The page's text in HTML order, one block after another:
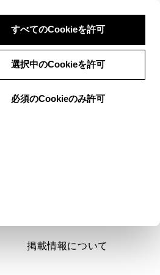
すべてのCookieを許可
選択中のCookieを許可
必須のCookieのみ許可
ログイン 検索 メニュー
掲載情報について